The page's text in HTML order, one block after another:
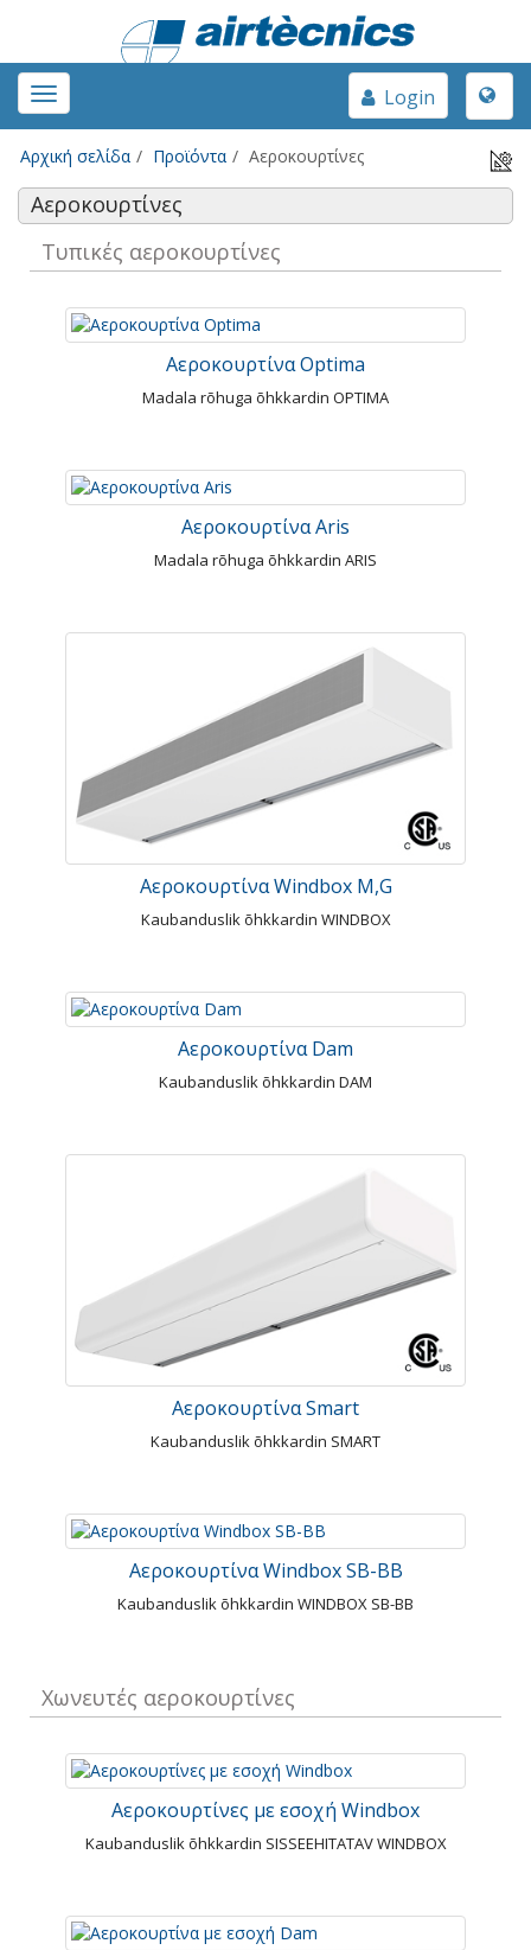
Toggle
navigation
Toggle
Login
Αρχική σελίδα Προϊόντα Αεροκουρτίνες
Αεροκουρτίνες
Τυπικές αεροκουρτίνες
Αεροκουρτίνα Optima
Madala rõhuga õhkkardin OPTIMA
Αεροκουρτίνα Aris
Madala rõhuga õhkkardin ARIS
Αεροκουρτίνα Windbox M,G
Kaubanduslik õhkkardin WINDBOX
Αεροκουρτίνα Dam
Kaubanduslik õhkkardin DAM
Αεροκουρτίνα Smart
Kaubanduslik õhkkardin SMART
Αεροκουρτίνα Windbox SB-BB
Kaubanduslik õhkkardin WINDBOX SB-BB
Χωνευτές αεροκουρτίνες
Αεροκουρτίνες με εσοχή Windbox
Kaubanduslik õhkkardin SISSEEHITATAV WINDBOX